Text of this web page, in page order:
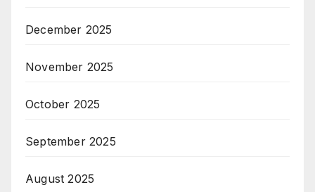
December 2025
November 2025
October 2025
September 2025
August 2025